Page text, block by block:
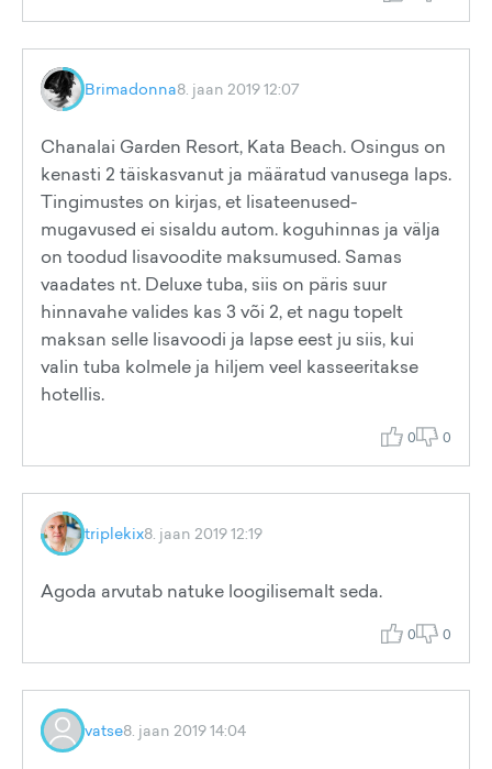
Brimadonna8. jaan 2019 12:07
Chanalai Garden Resort, Kata Beach. Osingus on
kenasti 2 täiskasvanut ja määratud vanusega laps.
Tingimustes on kirjas, et lisateenused-
mugavused ei sisaldu autom. koguhinnas ja välja
on toodud lisavoodite maksumused. Samas
vaadates nt. Deluxe tuba, siis on päris suur
hinnavahe valides kas 3 või 2, et nagu topelt
maksan selle lisavoodi ja lapse eest ju siis, kui
valin tuba kolmele ja hiljem veel kasseeritakse
hotellis.
0 0
triplekix8. jaan 2019 12:19
Agoda arvutab natuke loogilisemalt seda.
0 0
vatse8. jaan 2019 14:04